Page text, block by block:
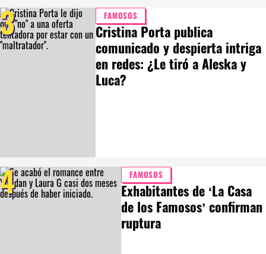
3 FAMOSOS
Cristina Porta publica
comunicado y despierta intriga
en redes: ¿Le tiró a Aleska y
Luca?
4 FAMOSOS
Exhabitantes de ‘La Casa
de los Famosos’ confirman
ruptura